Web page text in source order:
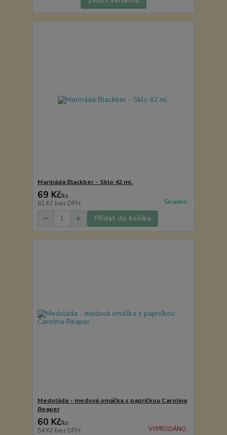
Marináda Blackber - Sklo 42 ml.
69 Kč/ks
62 Kč bez DPH Skladem
Přidat do košíku
Medoláda - medová omáčka s papričkou Carolina
Reaper
60 Kč/ks
54 Kč bez DPH VYPRODÁNO.